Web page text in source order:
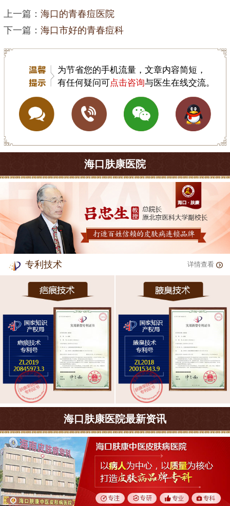
上一篇： 海口的青春痘医院
下一篇： 海口市好的青春痘科
为节省您的手机流量，文章内容简短，
有任何疑问可点击咨询与医生在线交流。
海口肤康医院
专利技术 详情查看
海口肤康医院最新资讯